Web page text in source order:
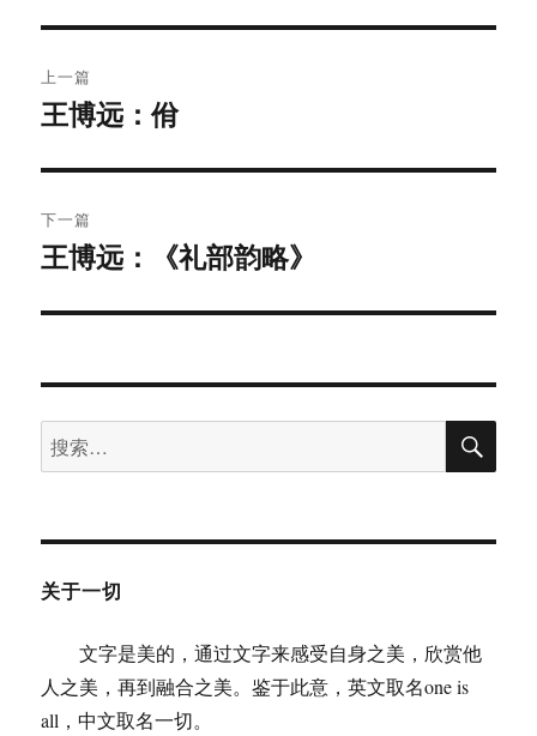
章
航
上一篇
上
文
章：
王博远：佾
下一篇
下
文
王博远：《礼部韵略》
搜
索：
搜
关于一切
文字是美的，通过文字来感受自身之美，欣赏他
人之美，再到融合之美。鉴于此意，英文取名one is
all，中文取名一切。